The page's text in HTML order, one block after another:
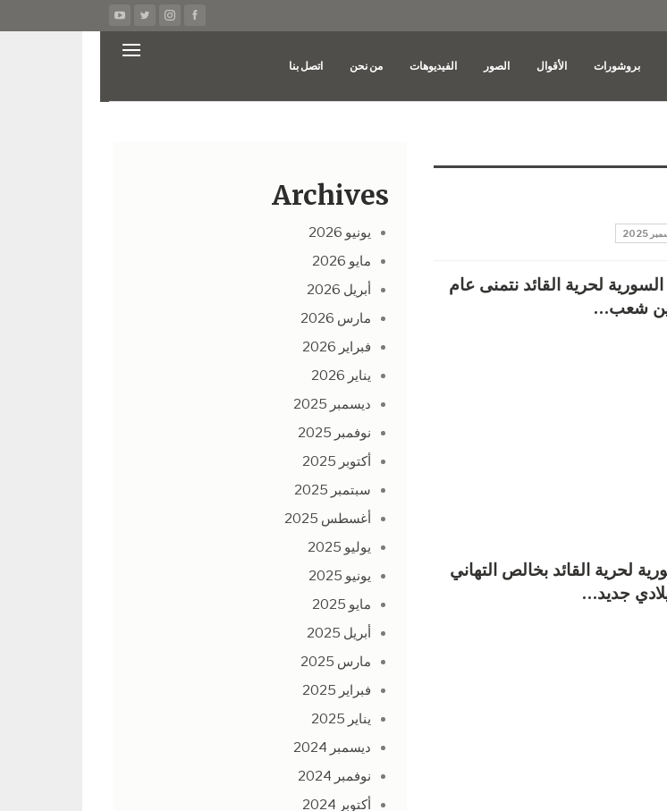
بروشورات الأقوال الصور الفيديوهات من نحن اتصل بنا
2025
لحرية القائد نتمنى عام
لحرية القائد بخالص التهاني
جديد…
Archives
يونيو 2026
مايو 2026
أبريل 2026
مارس 2026
فبراير 2026
يناير 2026
ديسمبر 2025
نوفمبر 2025
أكتوبر 2025
سبتمبر 2025
أغسطس 2025
يوليو 2025
يونيو 2025
مايو 2025
أبريل 2025
مارس 2025
فبراير 2025
يناير 2025
ديسمبر 2024
نوفمبر 2024
أكتوبر 2024